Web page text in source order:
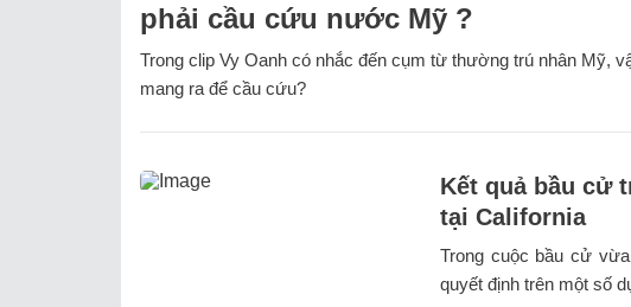
phải cầu cứu nước Mỹ ?
Trong clip Vy Oanh có nhắc đến cụm từ thường trú nhân Mỹ,
mang ra để cầu cứu?
Kết quả bầu cử
tại California
Trong cuộc bầu cử
quyết định trên một số